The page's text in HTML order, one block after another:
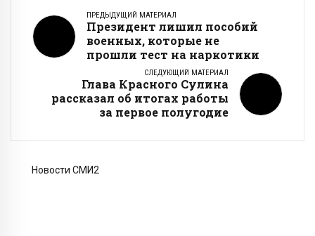
ПРЕДЫДУЩИЙ МАТЕРИАЛ
Президент лишил пособий
военных, которые не
прошли тест на наркотики
СЛЕДУЮЩИЙ МАТЕРИАЛ
Глава Красного Сулина
рассказал об итогах работы
за первое полугодие
Новости СМИ2